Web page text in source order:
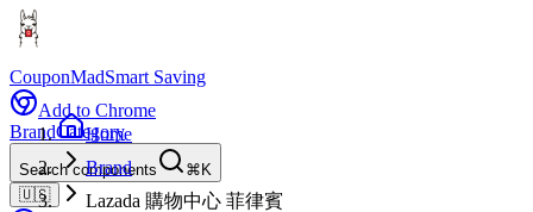
CouponMadSmart Saving
Add to Chrome
BrandCategory
Search components
⌘K
🇺🇸
Home
Brand
Lazada 購物中心 菲律賓